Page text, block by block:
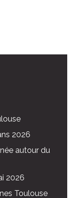
2026
autour du
2026
Toulouse